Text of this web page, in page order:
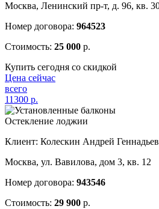
Москва, Ленинский пр-т, д. 96, кв.
Номер договора: 964523
Стоимость: 25 000 р.
Купить сегодня со скидкой
Цена сейчас
всего
11300 р.
Остекление лоджии
Клиент: Колескин Андрей
Москва, ул. Вавилова, дом 3, кв. 12
Номер договора: 943546
Стоимость: 29 900 р.